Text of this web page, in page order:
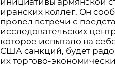
инициативы армянской
иранских коллег. Он
провел встречи с
исследовательских
которое испытало на
США санкций, будет
их торгово-